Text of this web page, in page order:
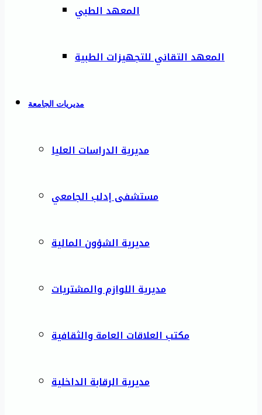
المعهد الطبي
المعهد التقاني للتجهيزات الطبية
مديريات الجامعة
مديرية الدراسات العليا
مستشفى إدلب الجامعي
مديرية الشؤون المالية
مديرية اللوازم والمشتريات
مكتب العلاقات العامة والثقافية
مديرية الرقابة الداخلية